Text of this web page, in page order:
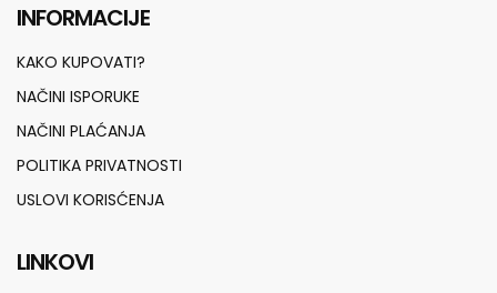
INFORMACIJE
KAKO KUPOVATI?
NAČINI ISPORUKE
NAČINI PLAĆANJA
POLITIKA PRIVATNOSTI
USLOVI KORISĆENJA
LINKOVI